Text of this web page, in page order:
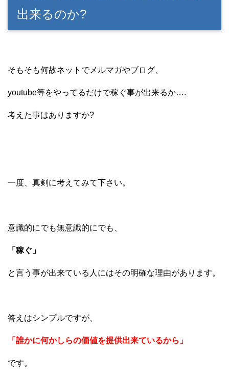
出来るのか?
そもそも何故ネットでメルマガやブログ、
youtube等をやってるだけで稼ぐ事が出来るか….
考えた事はありますか?
一度、真剣に考えてみて下さい。
意識的にでも無意識的にでも、
「稼ぐ」
と言う事が出来ている人にはその明確な理由があります。
答えはシンプルですが、
「誰かに何かしらの価値を提供出来ているから」
です。